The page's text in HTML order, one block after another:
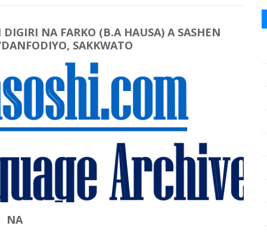
NA FARKO (B.A HAUSA) A SASHEN
SAKKWATO
NA